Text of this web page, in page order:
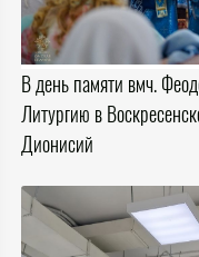
В день памяти вмч.
Литургию в
Дионисий